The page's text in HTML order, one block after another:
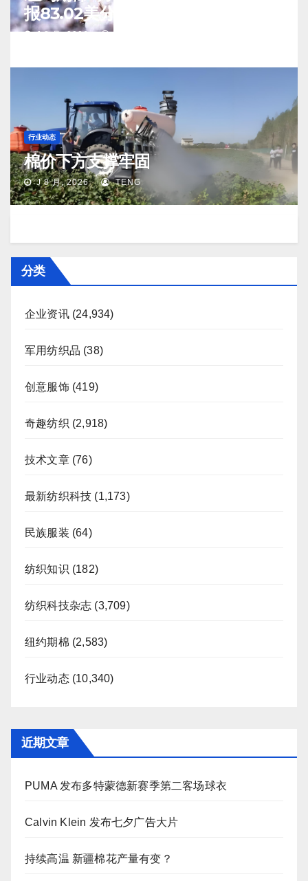
报83.02美分/磅
J 8 月, 2026 TENG
行业动态
棉价下方支撑牢固
J 8 月, 2026 TENG
分类
企业资讯(24,934)
军用纺织品 (38)
创意服饰(419)
奇趣纺织 (2,918)
技术文章(76)
最新纺织科技 (1,173)
民族服装 (64)
纺织知识 (182)
纺织科技杂志 (3,709)
纽约期棉 (2,583)
行业动态(10,340)
近期文章
PUMA 发布多特蒙德新赛季第二客场球衣
Calvin Klein 发布七夕广告大片
持续高温 新疆棉花产量有变？